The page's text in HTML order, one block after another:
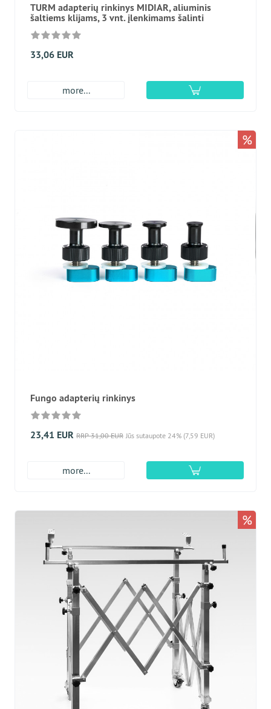
TURM adapterių rinkinys MIDIAR, aliuminis
šaltiems klijams, 3 vnt. įlenkimams šalinti
33,06 EUR
more...
Fungo adapterių rinkinys
23,41 EUR RRP 31,00 EUR Jūs sutaupote 24% (7,59 EUR)
more...
%
%